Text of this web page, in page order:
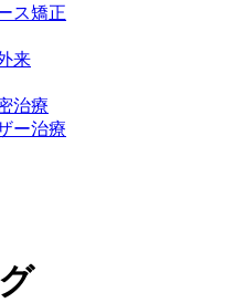
ス矯正
来
治療
ー治療